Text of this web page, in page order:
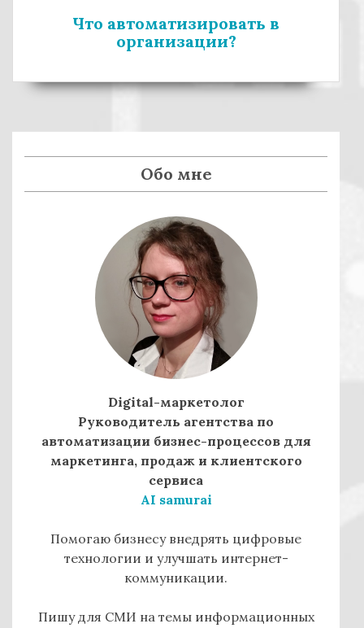
с
м
Что автоматизировать в
организации?
Обо мне
Digital-маркетолог
Руководитель агентства по
автоматизации бизнес-процессов для
маркетинга, продаж и клиентского
сервиса
AI samurai
Помогаю бизнесу внедрять цифровые
технологии и улучшать интернет-
коммуникации.
Пишу для СМИ на темы информационных